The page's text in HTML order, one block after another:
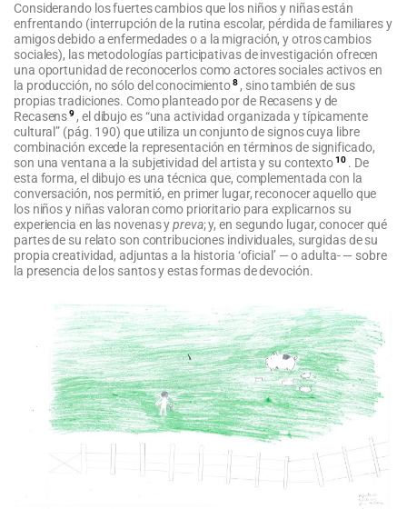
Considerando los fuertes cambios que los niños y niñas están
enfrentando (interrupción de la rutina escolar, pérdida de familiares y
amigos debido a enfermedades o a la migración, y otros cambios
sociales), las metodologías participativas de investigación ofrecen
una oportunidad de reconocerlos como actores sociales activos en
la producción, no sólo del conocimiento8 , sino también de sus
propias tradiciones. Como planteado por de Recasens y de
Recasens9 , el dibujo es “una actividad organizada y típicamente
cultural” (pág. 190) que utiliza un conjunto de signos cuya libre
combinación excede la representación en términos de significado,
son una ventana a la subjetividad del artista y su contexto10 . De
esta forma, el dibujo es una técnica que, complementada con la
conversación, nos permitió, en primer lugar, reconocer aquello que
los niños y niñas valoran como prioritario para explicarnos su
experiencia en las novenas ypreva; y, en segundo lugar, conocer qué
partes de su relato son contribuciones individuales, surgidas de su
propia creatividad, adjuntas a la historia ‘oficial’ — o adulta- — sobre
la presencia de los santos y estas formas de devoción.